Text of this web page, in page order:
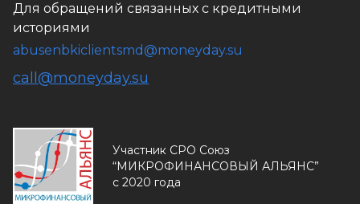
Для обращений связанных с кредитными
историями
abusenbkiclientsmd@moneyday.su
call@moneyday.su
Участник СРО Союз
“МИКРОФИНАНСОВЫЙ АЛЬЯНС”
с 2020 года